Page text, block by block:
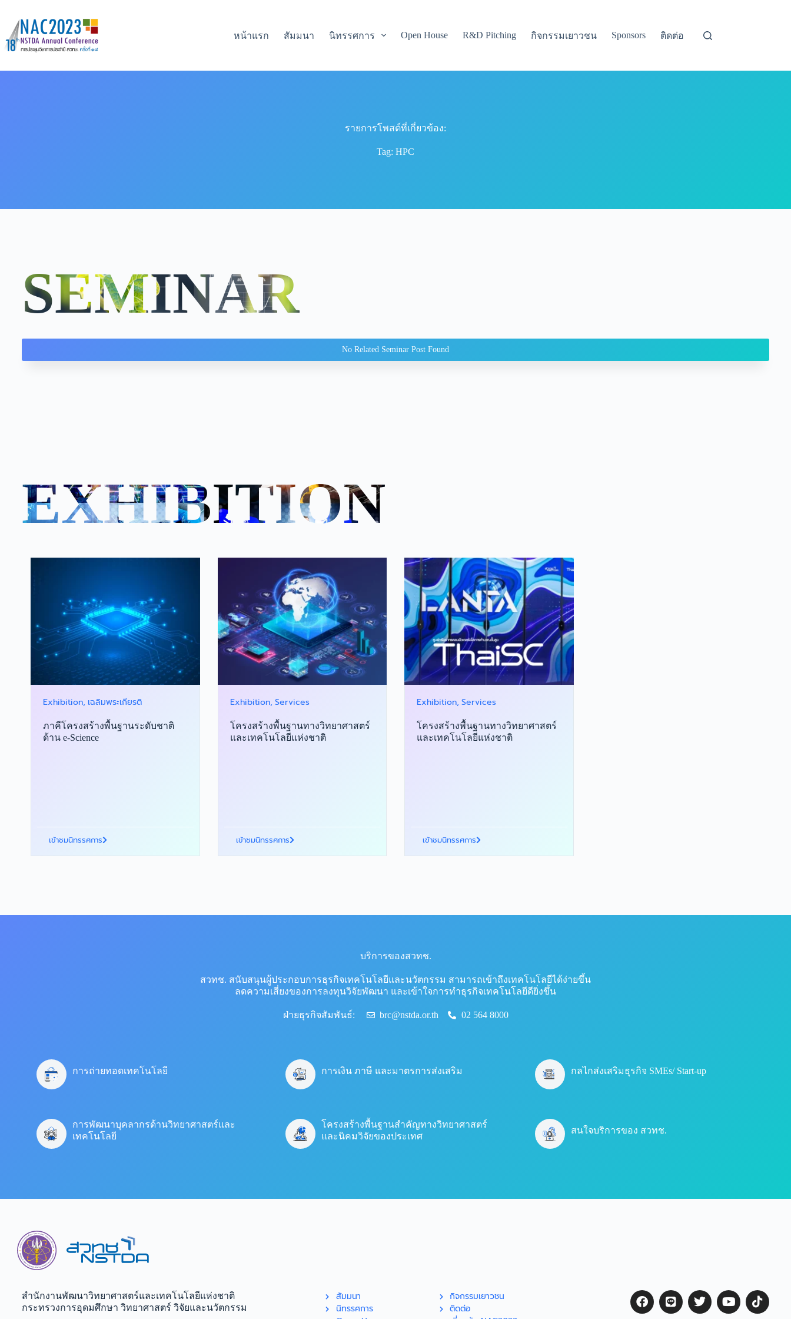
หน้าแรก สัมมนา นิทรรศการ Open House R&D Pitching กิจกรรมเยาวชน Sponsors ติดต่อ
รายการโพสต์ที่เกี่ยวข้อง:
Tag: HPC
SEMINAR
No Related Seminar Post Found
EXHIBITION
Exhibition เฉลิมพระเกียรติ
ภาคีโครงสร้างพื้นฐานระดับชาติ
ด้าน e-Science
เข้าชมนิทรรศการ
Exhibition Services
โครงสร้างพื้นฐานทางวิทยาศาสตร์
และเทคโนโลยีแห่งชาติ
เข้าชมนิทรรศการ
Exhibition Services
โครงสร้างพื้นฐานทางวิทยาศาสตร์
และเทคโนโลยีแห่งชาติ
เข้าชมนิทรรศการ
บริการของสวทช.
สวทช. สนับสนุนผู้ประกอบการธุรกิจเทคโนโลยีและนวัตกรรม สามารถเข้าถึงเทคโนโลยีได้ง่ายขึ้น
ลดความเสี่ยงของการลงทุนวิจัยพัฒนา และเข้าใจการทำธุรกิจเทคโนโลยีดียิ่งขึ้น
ฝ่ายธุรกิจสัมพันธ์: brc@nstda.or.th 02 564 8000
การถ่ายทอดเทคโนโลยี การเงิน ภาษี และมาตรการส่งเสริม กลไกส่งเสริมธุรกิจ SMEs/ Start-up
การพัฒนาบุคลากรด้านวิทยาศาสตร์และ
เทคโนโลยี
โครงสร้างพื้นฐานสำคัญทางวิทยาศาสตร์
และนิคมวิจัยของประเทศ
สนใจบริการของ สวทช.
สำนักงานพัฒนาวิทยาศาสตร์และเทคโนโลยีแห่งชาติ​
กระทรวงการอุดมศึกษา วิทยาศาสตร์ วิจัยและนวัตกรรม
สัมมนา
นิทรรศการ
กิจกรรมเยาวชน
ติดต่อ